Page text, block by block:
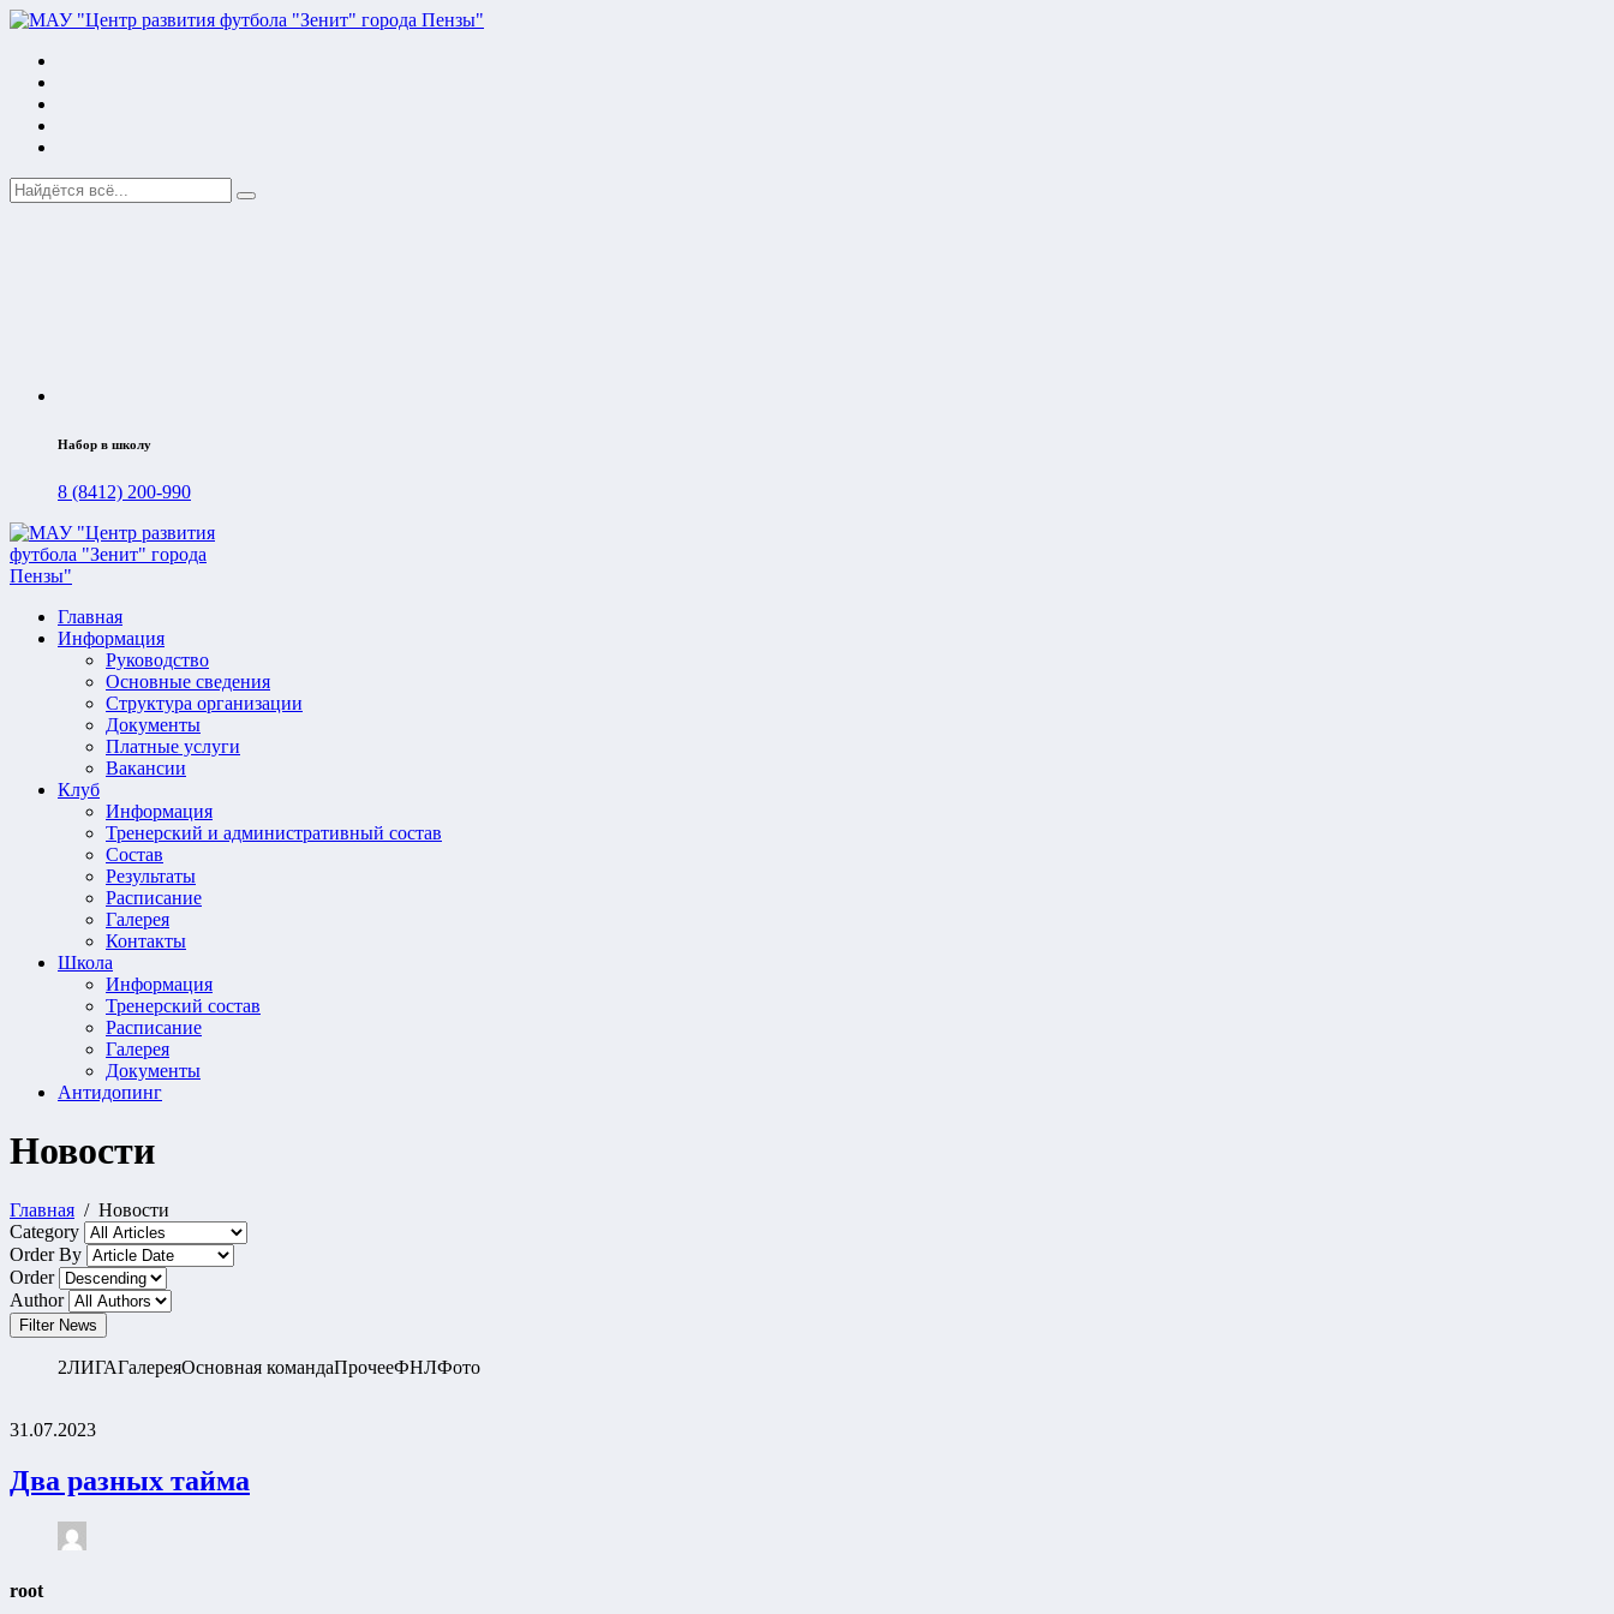
Набор в школу
8 (8412) 200-990
Главная
Информация
Руководство
Основные сведения
Структура организации
Документы
Платные услуги
Вакансии
Клуб
Информация
Тренерский и административный состав
Состав
Результаты
Расписание
Галерея
Контакты
Школа
Информация
Тренерский состав
Расписание
Галерея
Документы
Антидопинг
Новости
Главная
Новости
Category
Order By
Order
Author
Filter News
2ЛИГАГалереяОсновная командаПрочееФНЛФото
31.07.2023
Два разных тайма
root